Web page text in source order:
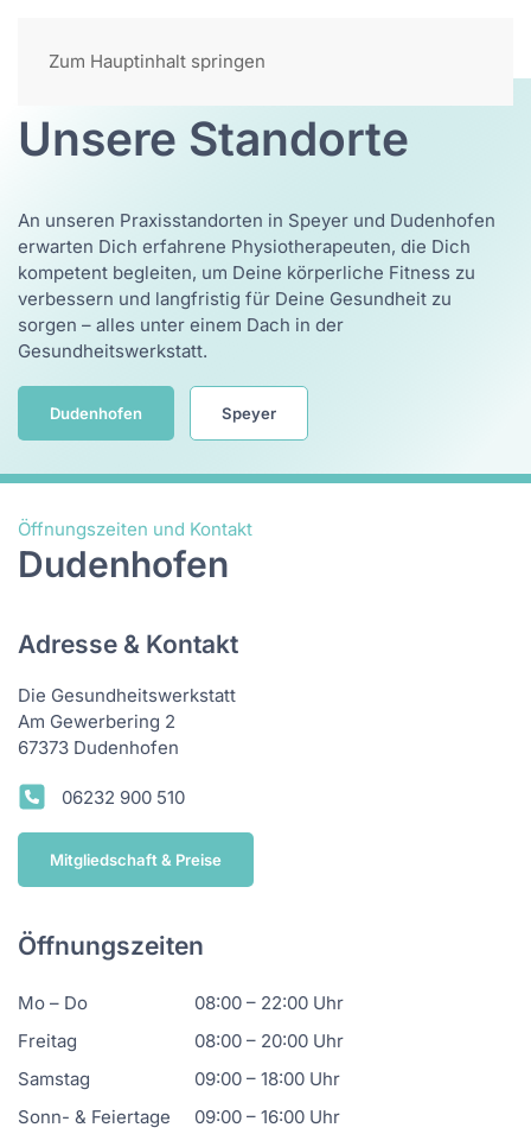
Zum Hauptinhalt springen
Unsere Standorte
An unseren Praxisstandorten in Speyer und Dudenhofen
erwarten Dich erfahrene Physiotherapeuten, die Dich
kompetent begleiten, um Deine körperliche Fitness zu
verbessern und langfristig für Deine Gesundheit zu
sorgen – alles unter einem Dach in der
Gesundheitswerkstatt.
Dudenhofen Speyer
Öffnungszeiten und Kontakt
Dudenhofen
Adresse & Kontakt
Die Gesundheitswerkstatt
Am Gewerbering 2
67373 Dudenhofen
06232 900 510
Mitgliedschaft & Preise
Öffnungszeiten
Mo – Do
08:00 – 22:00 Uhr
Freitag
08:00 – 20:00 Uhr
Samstag
09:00 – 18:00 Uhr
Sonn- & Feiertage
09:00 – 16:00 Uhr